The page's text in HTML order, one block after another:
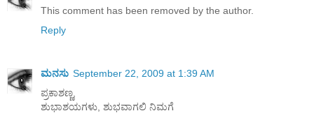
This comment has been removed by the author.
Reply
ಮನಸು September 22, 2009 at 1:39 AM
ಪ್ರಕಾಶಣ್ಣ,
ಶುಭಾಶಯಗಳು, ಶುಭವಾಗಲಿ ನಿಮಗೆ